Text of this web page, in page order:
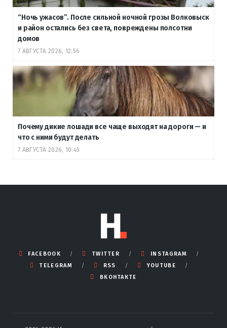
“Ночь ужасов”. После сильной ночной грозы Волковыск
и район остались без света, повреждены полсотни
домов
7 АВГУСТА 2026, 12:56
Почему дикие лошади все чаще выходят на дороги — и
что с ними будут делать
7 АВГУСТА 2026, 10:45
FACEBOOK TWITTER
INSTAGRAM
TELEGRAM
RSS
YOUTUBE
ВКОНТАКТЕ